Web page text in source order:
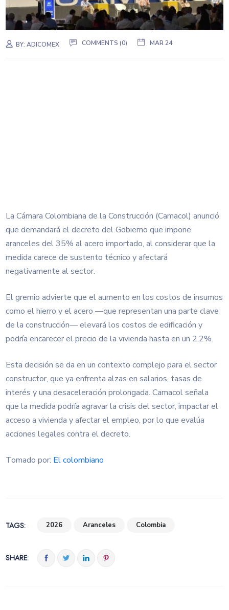
BY:ADICOMEX COMMENTS (0) MAR 24
La Cámara Colombiana de la Construcción (Camacol) anunció
que demandará el decreto del Gobierno que impone
aranceles del 35% al acero importado, al considerar que la
medida carece de sustento técnico y afectará
negativamente al sector.
El gremio advierte que el aumento en los costos de insumos
como el hierro y el acero —que representan una parte clave
de la construcción— elevará los costos de edificación y
podría encarecer el precio de la vivienda hasta en un 2,2%.
Esta decisión se da en un contexto complejo para el sector
constructor, que ya enfrenta alzas en salarios, tasas de
interés y una desaceleración prolongada. Camacol señala
que la medida podría agravar la crisis del sector, impactar el
acceso a vivienda y afectar el empleo, por lo que evalúa
acciones legales contra el decreto.
Tomado por: El colombiano
TAGS: 2026 Aranceles Colombia
SHARE: